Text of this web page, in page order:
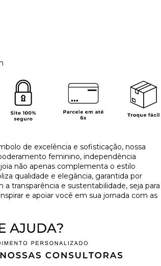
de excelência e sofisticação, nossa
feminino, independência
não apenas complementa o estilo
qualidade e elegância, garantida por
transparência e sustentabilidade, seja para
e apoiar você em sua jornada com as